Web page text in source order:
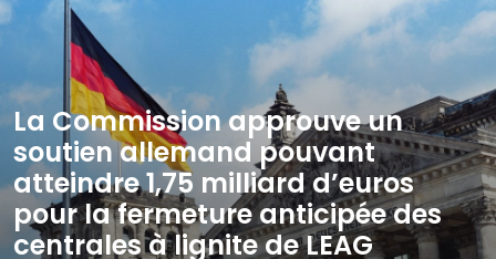
La Commission approuve un
soutien allemand pouvant
atteindre 1,75 milliard d’euros
pour la fermeture anticipée des
centrales à lignite de LEAG